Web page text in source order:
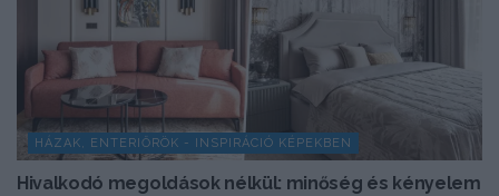
HÁZAK, ENTERIŐRÖK - INSPIRÁCIÓ KÉPEKBEN
Hivalkodó megoldások nélkül: minőség és kényelem